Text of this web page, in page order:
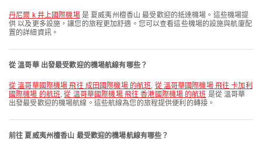
丹尼爾 k 井上國際機場是 夏威夷州檀香山 最受歡迎的抵達機場。這些機場提
供 以及更多設施，讓您的旅程更加舒適。您可以查看這些機場的設施與航廈配
置的詳細資訊。
從 溫哥華 出發最受歡迎的機場航線有哪些？
從 溫哥華國際機場 飛往 成田國際機場 的航班, 從 溫哥華國際機場 飛往 卡加利
國際機場 的航班,從 溫哥華國際機場 飛往 香港國際機場 的航班 是從 溫哥華
出發最受歡迎的機場航線。這些航線為您的旅程提供便利的轉接。
前往 夏威夷州檀香山 最受歡迎的機場航線有哪些？